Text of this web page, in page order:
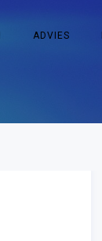
ADVIES